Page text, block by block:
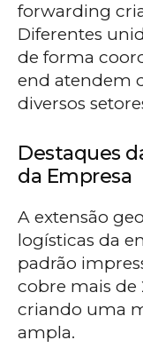
forwarding
Diferentes
de forma
end atendem
diversos
Destaques
da Empresa
A extensão
logísticas da
padrão
cobre mais de
criando uma
ampla.